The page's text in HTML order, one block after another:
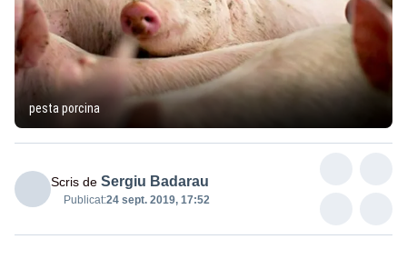
pesta porcina
Scris de Sergiu Badarau
Publicat:24 sept. 2019, 17:52